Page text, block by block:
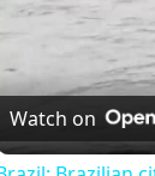
Watch on